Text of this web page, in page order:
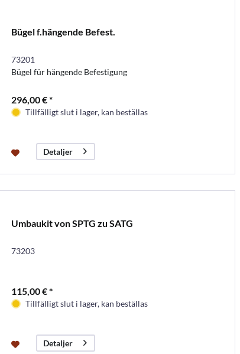
Bügel f.hängende Befest.
73201
Bügel für hängende Befestigung
296,00 € *
Tillfälligt slut i lager, kan beställas
Detaljer
Umbaukit von SPTG zu SATG
73203
115,00 € *
Tillfälligt slut i lager, kan beställas
Detaljer